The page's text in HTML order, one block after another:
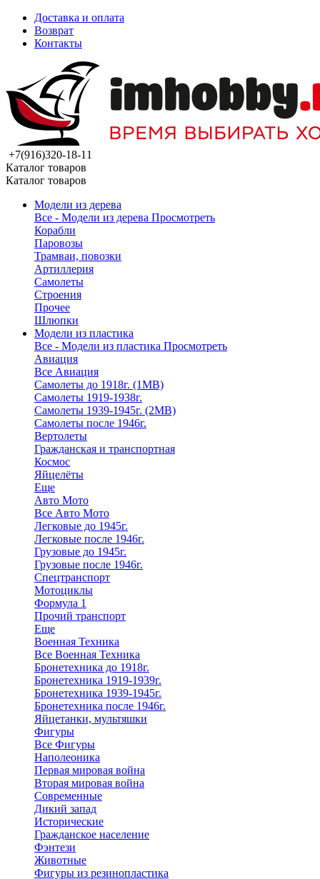
Доставка и оплата
Возврат
Контакты
+7(916)320-18-11
Каталог товаров
Каталог товаров
Модели из дерева
Все - Модели из дерева Просмотреть
Корабли
Паровозы
Трамваи, повозки
Артиллерия
Самолеты
Строения
Прочее
Шлюпки
Модели из пластика
Все - Модели из пластика Просмотреть
Авиация
Все Авиация
Самолеты до 1918г. (1МВ)
Самолеты 1919-1938г.
Самолеты 1939-1945г. (2МВ)
Самолеты после 1946г.
Вертолеты
Гражданская и транспортная
Космос
Яйцелёты
Еще
Авто Мото
Все Авто Мото
Легковые до 1945г.
Легковые после 1946г.
Грузовые до 1945г.
Грузовые после 1946г.
Спецтранспорт
Мотоциклы
Формула 1
Прочий транспорт
Еще
Военная Техника
Все Военная Техника
Бронетехника до 1918г.
Бронетехника 1919-1939г.
Бронетехника 1939-1945г.
Бронетехника после 1946г.
Яйцетанки, мультяшки
Фигуры
Все Фигуры
Наполеоника
Первая мировая война
Вторая мировая война
Современные
Дикий запад
Исторические
Гражданское население
Фэнтези
Животные
Фигуры из резинопластика